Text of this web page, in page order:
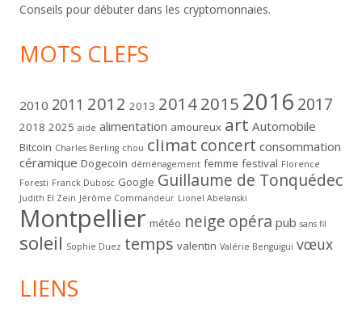
Conseils pour débuter dans les cryptomonnaies.
MOTS CLEFS
2010 2011 2012 2013 20142015 2016 2017
2018 2025 aide alimentation amoureux art Automobile
Bitcoin Charles Berling chou climat concert consommation
céramique Dogecoin déménagement femme festival Florence
Foresti Franck Dubosc Google Guillaume de Tonquédec
Judith El Zein Jérôme Commandeur Lionel Abelanski
Montpellier météo neige opéra pub sans fil
soleil Sophie Duez temps valentin Valérie Benguigui vœux
LIENS